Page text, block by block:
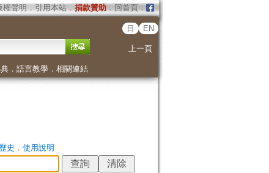
權聲明 ． 引用本站． 捐款贊助．回首頁．
日 EN
上一頁
． 語言教學． 相關連結
史 ． 使用說明